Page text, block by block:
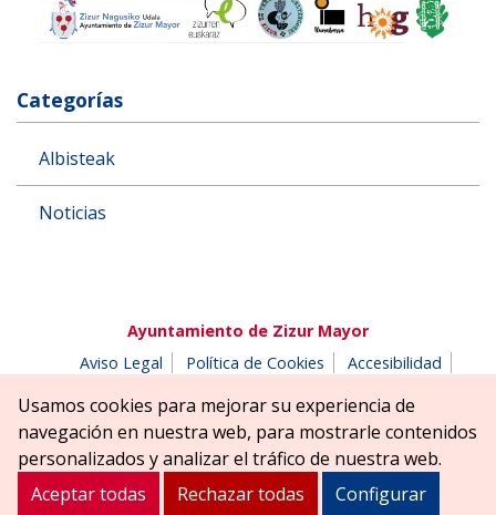
Categorías
Albisteak
Noticias
Ayuntamiento de Zizur Mayor
Aviso Legal
Política de Cookies
Accesibilidad
Parque Erreniega parkea, s/n | 31180 Zizur Mayor-Zizur
Nagusia (NAVARRA-NAFARROA)
Tel. 948 181900
ayuntamiento@zizurmayor.es
Usamos cookies para mejorar su experiencia de
navegación en nuestra web, para mostrarle contenidos
personalizados y analizar el tráfico de nuestra web.
Aceptar todas
Rechazar todas Configurar